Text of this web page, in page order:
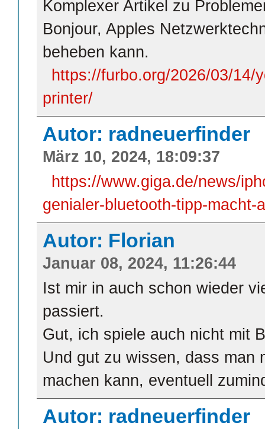
Komplexer Artikel zu
Bonjour, Apples
beheben kann.
https://furbo.org/2026/03/14/
printer/
Autor: radneuerfinder
März 10, 2024, 18:09:37
https://www.giga.de/news/
genialer-bluetooth-tipp-macht-
Autor: Florian
Januar 08, 2024, 11:26:44
Ist mir in auch schon wieder
passiert.
Gut, ich spiele auch nicht mit
Und gut zu wissen, dass man
machen kann, eventuell
Autor: radneuerfinder